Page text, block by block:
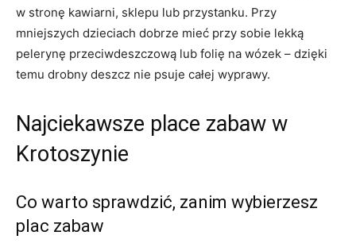
w stronę kawiarni, sklepu lub przystanku. Przy
mniejszych dzieciach dobrze mieć przy sobie lekką
pelerynę przeciwdeszczową lub folię na wózek – dzięki
temu drobny deszcz nie psuje całej wyprawy.
Najciekawsze place zabaw w
Krotoszynie
Co warto sprawdzić, zanim wybierzesz
plac zabaw